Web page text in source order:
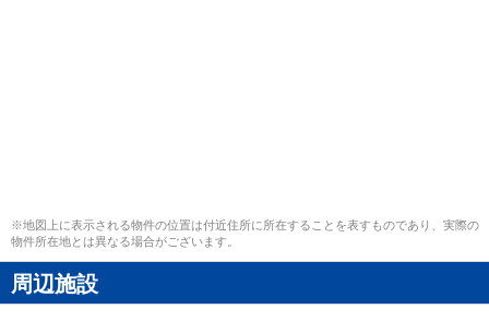
※地図上に表示される物件の位置は付近住所に所在することを表すものであり、実際の
物件所在地とは異なる場合がございます。
周辺施設